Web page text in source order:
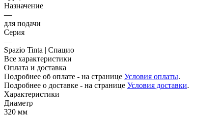
Назначение
—
для подачи
Серия
—
Spazio Tinta | Спацио
Все характеристики
Оплата и доставка
Подробнее об оплате - на странице Условия оплаты.
Подробнее о доставке - на странице Условия доставки.
Характеристики
Диаметр
320 мм